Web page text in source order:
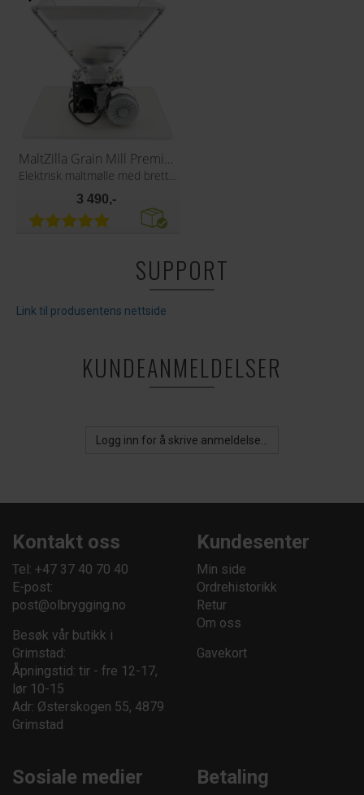
MaltZilla Grain Mill Premium
3 490,-
SUPPORT
Link til produsentens nettside
KUNDEANMELDELSER
Logg inn for å skrive anmeldelse...
Kontakt oss
Tel: +47 37 40 70 40
E-post:
post@olbrygging.no
Besøk vår butikk i
Grimstad:
Åpningstid: tir - fre 12-17,
lør 10-15
Adr: Østerskogen 55, 4879
Grimstad
Kundesenter
Min side
Ordrehistorikk
Retur
Om oss
Gavekort
Sosiale medier Betaling